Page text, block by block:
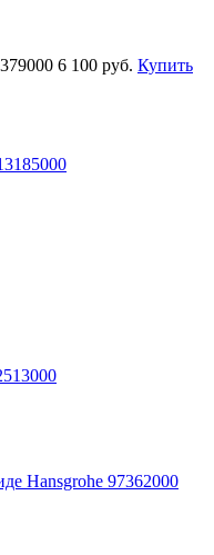
6 100 руб. Купить
Hansgrohe 97362000